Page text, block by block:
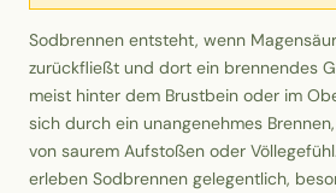
Blüten-Finder
Phänologie-Radar
Vogelstimmen
Sodbrennen entsteht, wenn
zurückfließt und dort ein brennendes
meist hinter dem Brustbein oder im
sich durch ein unangenehmes
von saurem Aufstoßen oder
erleben Sodbrennen gelegentlich,